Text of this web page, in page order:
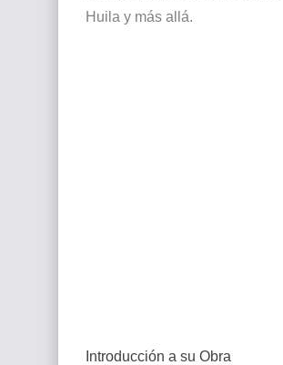
Huila y más allá.
Introducción a su Obra